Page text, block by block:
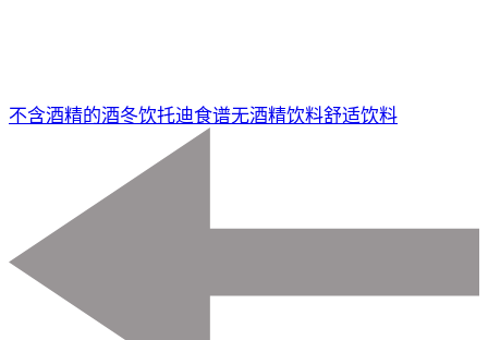
不含酒精的酒冬饮托迪食谱无酒精饮料舒适饮料